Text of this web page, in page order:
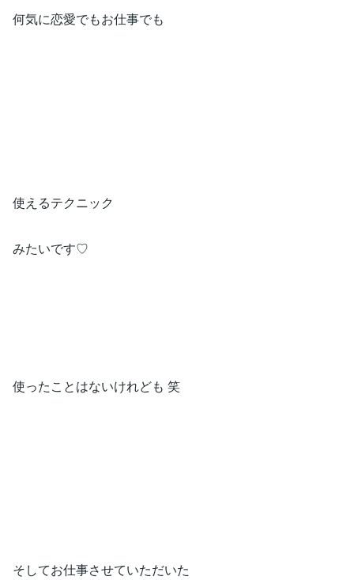
何気に恋愛でもお仕事でも
使えるテクニック
みたいです♡
使ったことはないけれども 笑
そしてお仕事させていただいた